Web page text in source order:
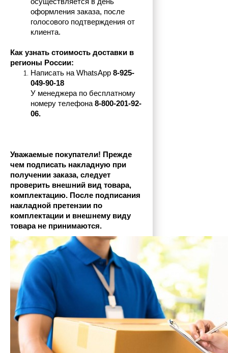
оформления заказа, после
голосового подтверждения от
клиента.
Как узнать стоимость доставки в
регионы России:
Написать на WhatsApp 8-925-
049-90-18
У менеджера по бесплатному
номеру телефона 8-800-201-92-
06.
Уважаемые покупатели! Прежде
чем подписать накладную при
получении заказа, следует
проверить внешний вид товара,
комплектацию. После подписания
накладной претензии по
комплектации и внешнему виду
товара не принимаются.